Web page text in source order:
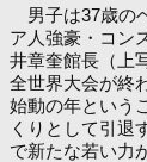
男子は37歳の
ア人強豪・コン
井章奎館長（上
全世界大会が終
始動の年という
くりとして引退
で新たな若い力